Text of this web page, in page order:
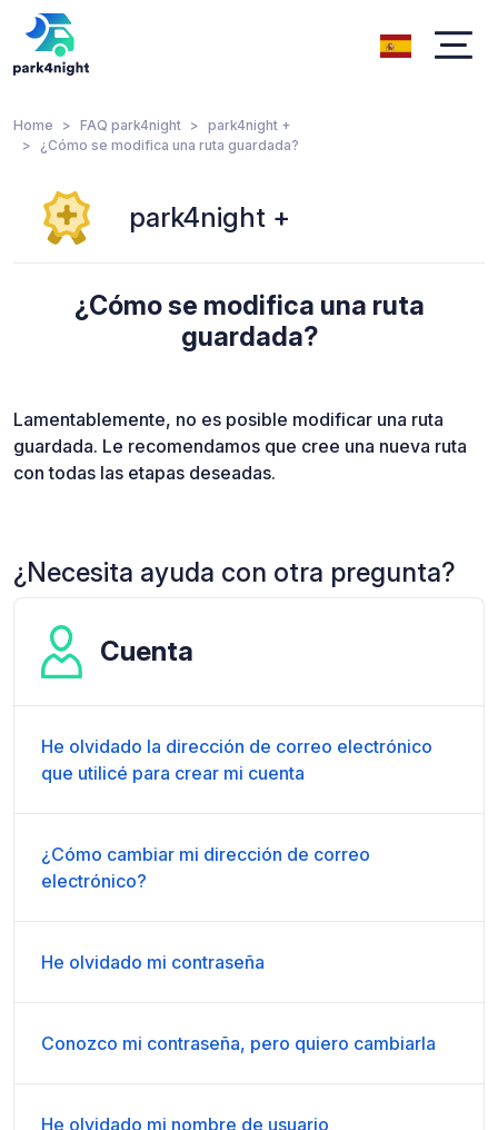
Home FAQ park4night
park4night +
¿Cómo se modifica una ruta guardada?
park4night +
¿Cómo se modifica una ruta
guardada?
Lamentablemente, no es posible modificar una ruta
guardada. Le recomendamos que cree una nueva ruta
con todas las etapas deseadas.
¿Necesita ayuda con otra pregunta?
Cuenta
He olvidado la dirección de correo electrónico
que utilicé para crear mi cuenta
¿Cómo cambiar mi dirección de correo
electrónico?
He olvidado mi contraseña
Conozco mi contraseña, pero quiero cambiarla
He olvidado mi nombre de usuario